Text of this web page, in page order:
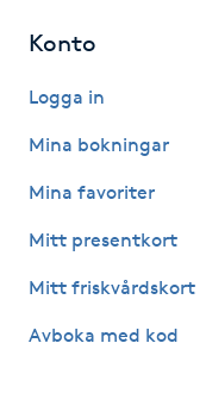
Hudvård
Hyperhidros
Hypnos
Hårborttagning
Konto
Logga in
Mina bokningar
Mina favoriter
Mitt presentkort
Mitt friskvårdskort
Avboka med kod